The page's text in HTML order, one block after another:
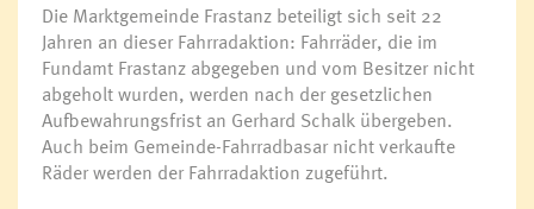
Die Marktgemeinde Frastanz beteiligt sich seit 22
Jahren an dieser Fahrradaktion: Fahrräder, die im
Fundamt Frastanz abgegeben und vom Besitzer nicht
abgeholt wurden, werden nach der gesetzlichen
Aufbewahrungsfrist an Gerhard Schalk übergeben.
Auch beim Gemeinde-Fahrradbasar nicht verkaufte
Räder werden der Fahrradaktion zugeführt.